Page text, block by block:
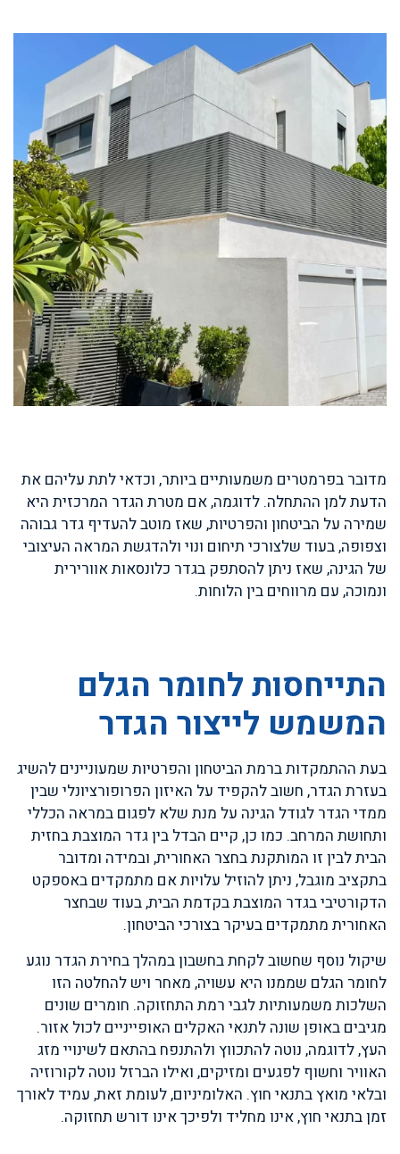
מדובר בפרמטרים משמעותיים ביותר, וכדאי לתת עליהם את
הדעת למן ההתחלה. לדוגמה, אם מטרת הגדר המרכזית היא
שמירה על הביטחון והפרטיות, שאז מוטב להעדיף גדר גבוהה
וצפופה, בעוד שלצורכי תיחום ונוי ולהדגשת המראה העיצובי
של הגינה, שאז ניתן להסתפק בגדר כלונסאות אוורירית
ונמוכה, עם מרווחים בין הלוחות.
התייחסות לחומר הגלם
המשמש לייצור הגדר
בעת ההתמקדות ברמת הביטחון והפרטיות שמעוניינים להשיג
בעזרת הגדר, חשוב להקפיד על האיזון הפרופורציונלי שבין
ממדי הגדר לגודל הגינה על מנת שלא לפגום במראה הכללי
ותחושת המרחב. כמו כן, קיים הבדל בין גדר המוצבת בחזית
הבית לבין זו המותקנת בחצר האחורית, ובמידה ומדובר
בתקציב מוגבל, ניתן להוזיל עלויות אם מתמקדים באספקט
הדקורטיבי בגדר המוצבת בקדמת הבית, בעוד שבחצר
האחורית מתמקדים בעיקר בצורכי הביטחון.
שיקול נוסף שחשוב לקחת בחשבון במהלך בחירת הגדר נוגע
לחומר הגלם שממנו היא עשויה, מאחר ויש להחלטה הזו
השלכות משמעותיות לגבי רמת התחזוקה. חומרים שונים
מגיבים באופן שונה לתנאי האקלים האופייניים לכול אזור.
העץ, לדוגמה, נוטה להתכווץ ולהתנפח בהתאם לשינויי מזג
האוויר וחשוף לפגעים ומזיקים, ואילו הברזל נוטה לקורוזיה
ובלאי מואץ בתנאי חוץ. האלומיניום, לעומת זאת, עמיד לאורך
זמן בתנאי חוץ, אינו מחליד ולפיכך אינו דורש תחזוקה.